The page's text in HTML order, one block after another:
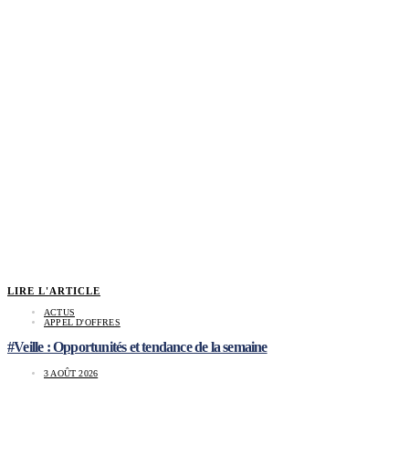
LIRE L'ARTICLE
ACTUS
APPEL D'OFFRES
#Veille : Opportunités et tendance de la semaine
3 AOÛT 2026